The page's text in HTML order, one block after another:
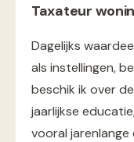
Taxateur
Dagelijks
als instellingen,
beschik ik over
jaarlijkse
vooral